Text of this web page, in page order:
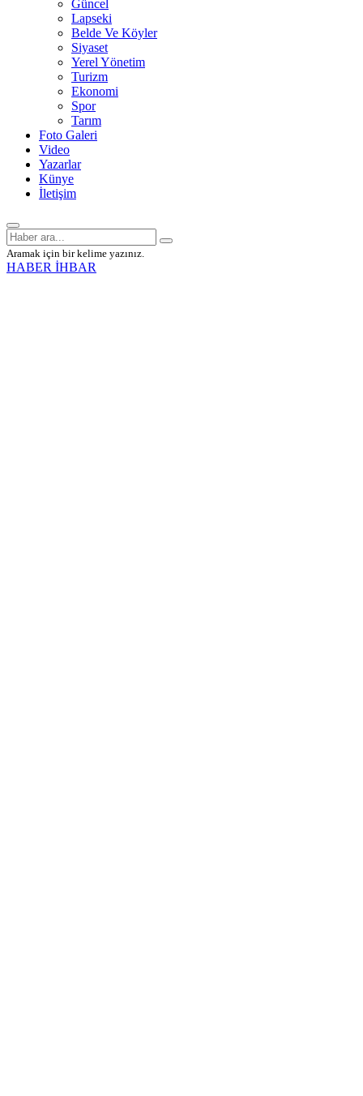
Güncel
Lapseki
Belde Ve Köyler
Siyaset
Yerel Yönetim
Turizm
Ekonomi
Spor
Tarım
Foto Galeri
Video
Yazarlar
Künye
İletişim
Aramak için bir kelime yazınız.
HABER İHBAR